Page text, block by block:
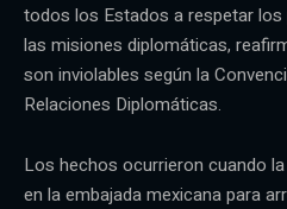
todos los Estados a respetar los
las misiones diplomáticas,
son inviolables según la
Relaciones Diplomáticas.
Los hechos ocurrieron cuando
en la embajada mexicana para